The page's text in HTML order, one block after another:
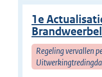
1e
Regeling vervallen